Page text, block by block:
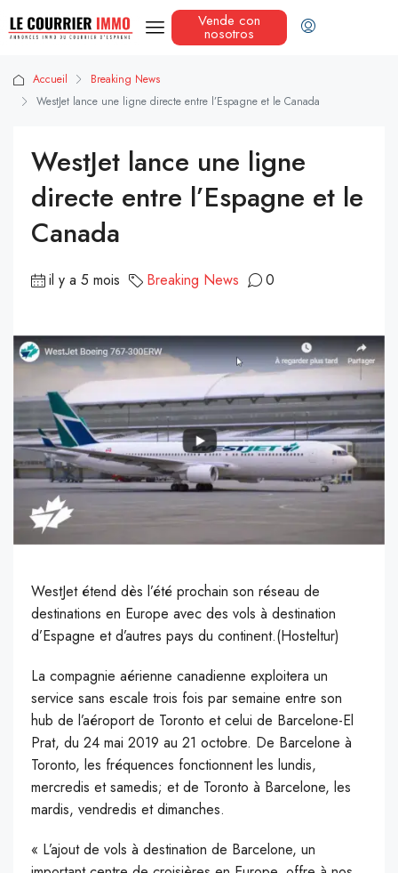
Vende con
nosotros
Accueil
Breaking News
WestJet lance une ligne directe entre l’Espagne et le Canada
WestJet lance une ligne
directe entre l’Espagne et le
Canada
il y a 5 mois Breaking News 0
WestJet étend dès l’été prochain son réseau de
destinations en Europe avec des vols à destination
d’Espagne et d’autres pays du continent.(Hosteltur)
La compagnie aérienne canadienne exploitera un
service sans escale trois fois par semaine entre son
hub de l’aéroport de Toronto et celui de Barcelone-El
Prat, du 24 mai 2019 au 21 octobre. De Barcelone à
Toronto, les fréquences fonctionnent les lundis,
mercredis et samedis; et de Toronto à Barcelone, les
mardis, vendredis et dimanches.
« L’ajout de vols à destination de Barcelone, un